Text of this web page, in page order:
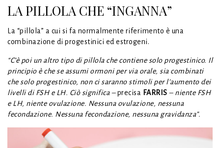
LA PILLOLA CHE “INGANNA”
La “pillola” a cui si fa normalmente riferimento è una
combinazione di progestinici ed estrogeni.
“C’è poi un altro tipo di pillola che contiene solo progestinico. Il
principio è che se assumi ormoni per via orale, sia combinati
che solo progestinico, non ci saranno stimoli per l’aumento dei
livelli di FSH e LH. Ciò significa –precisa FARRIS – niente FSH
e LH, niente ovulazione. Nessuna ovulazione, nessuna
fecondazione. Nessuna fecondazione, nessuna gravidanza”.